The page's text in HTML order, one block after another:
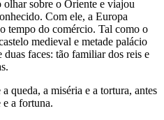
sobre o Oriente e viajou
Com ele, a Europa
tempo do comércio. Tal como o
medieval e metade palácio
duas faces: tão familiar dos reis e
queda, a miséria e a tortura, antes
e a fortuna.